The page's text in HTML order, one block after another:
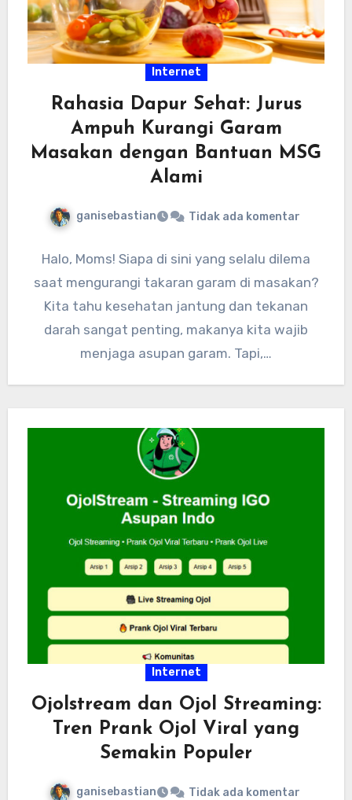
Internet
Rahasia Dapur Sehat: Jurus
Ampuh Kurangi Garam
Masakan dengan Bantuan MSG
Alami
ganisebastian Tidak ada komentar
Halo, Moms! Siapa di sini yang selalu dilema
saat mengurangi takaran garam di masakan?
Kita tahu kesehatan jantung dan tekanan
darah sangat penting, makanya kita wajib
menjaga asupan garam. Tapi,…
Internet
Ojolstream dan Ojol Streaming:
Tren Prank Ojol Viral yang
Semakin Populer
ganisebastian Tidak ada komentar